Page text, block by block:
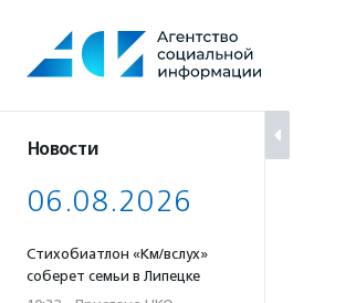
содержанию
Новости
06.08.2026
Стихобиатлон «Км/вслух»
соберет семьи в Липецке